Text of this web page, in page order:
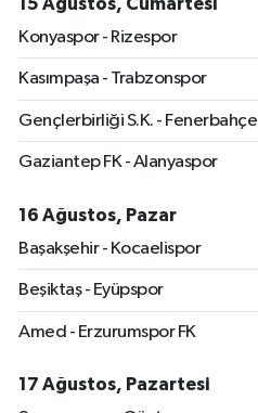
Konyaspor - Rizespor
Kasımpaşa - Trabzonspor
Gençlerbirliği S.K. - Fenerbahçe
Gaziantep FK - Alanyaspor
16 Ağustos, Pazar
Başakşehir - Kocaelispor
Beşiktaş - Eyüpspor
Amed - Erzurumspor FK
17 Ağustos, Pazartesi